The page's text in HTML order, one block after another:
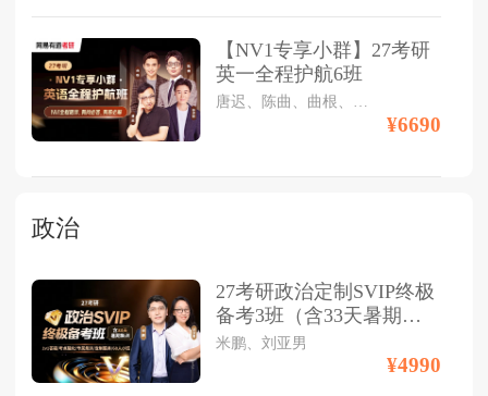
【NV1专享小群】27考研
英一全程护航6班
¥6690
政治
27考研政治定制SVIP终极
备考3班（含33天暑期集
训）
米鹏、刘亚男
¥4990